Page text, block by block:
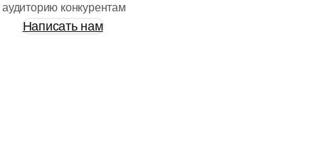
аудиторию конкурентам
Написать нам